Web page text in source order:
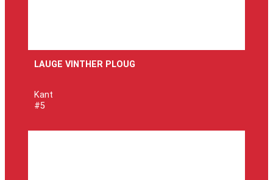
LAUGE VINTHER PLOUG
Kant
#5